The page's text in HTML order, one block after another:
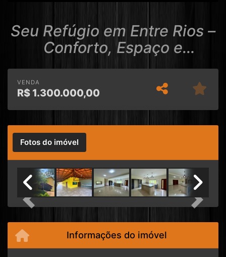
Seu Refúgio em Entre Rios –
Conforto, Espaço e
Elegância em um só lugar
VENDA
R$ 1.300.000,00
Fotos do imóvel
Previous Next
Informações do imóvel